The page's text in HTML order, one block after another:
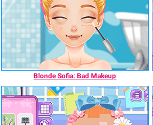
Blonde Sofia: Bad Makeup